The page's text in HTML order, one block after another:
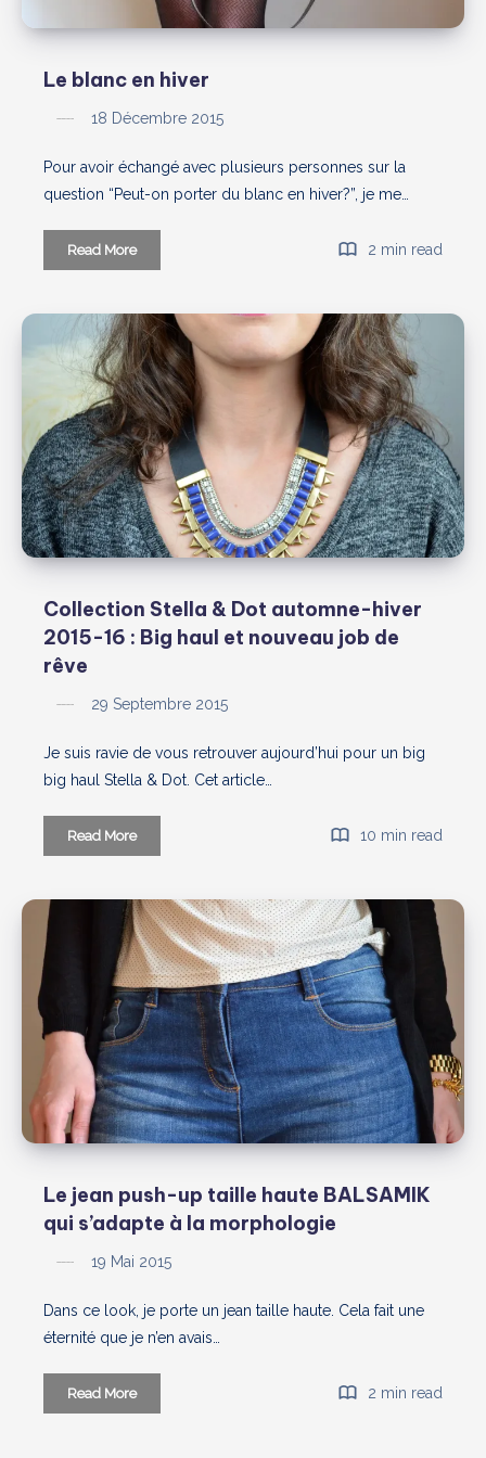
Le blanc en hiver
18 Décembre 2015
Pour avoir échangé avec plusieurs personnes sur la
question “Peut-on porter du blanc en hiver?”, je me…
Read MoreLe
blanc
hiver
2 min read
Collection Stella & Dot automne-hiver
2015-16 : Big haul et nouveau job de
rêve
29 Septembre 2015
Je suis ravie de vous retrouver aujourd’hui pour un big
big haul Stella & Dot. Cet article…
Read MoreCollection
Stella
Dot
automne-
hiver
2015-
16
:
Big
haul
et
nouveau
10 min read
Le jean push-up taille haute BALSAMIK
qui s’adapte à la morphologie
19 Mai 2015
Dans ce look, je porte un jean taille haute. Cela fait une
éternité que je n’en avais…
Read MoreLe
jean
2 min read